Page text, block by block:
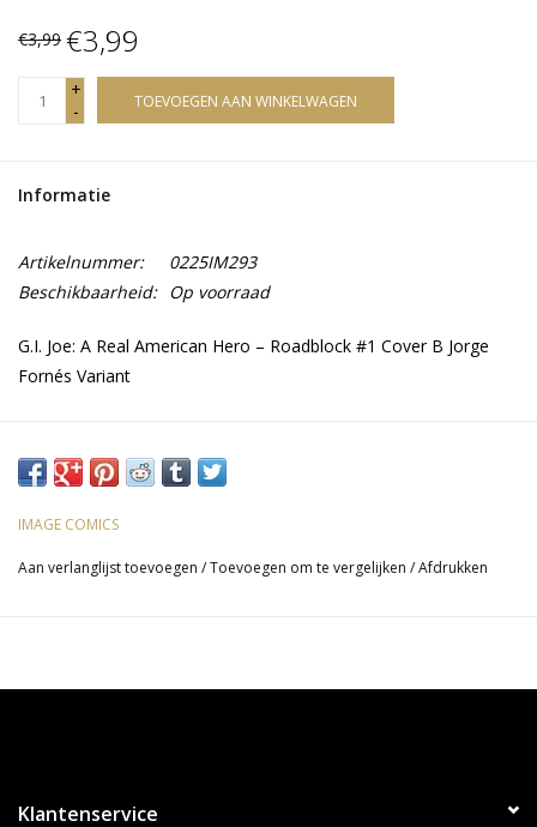
€3,99 €3,99
+
-
TOEVOEGEN AAN WINKELWAGEN
Informatie
Artikelnummer:
0225IM293
Beschikbaarheid: Op voorraad
G.I. Joe: A Real American Hero – Roadblock #1 Cover B Jorge
Fornés Variant
IMAGE COMICS
Aan verlanglijst toevoegen /Toevoegen om te vergelijken /Afdrukken
Klantenservice